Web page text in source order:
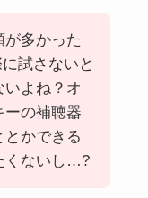
多かった
試さないと
いよね？オ
ーの補聴器
とかできる
くないし…?